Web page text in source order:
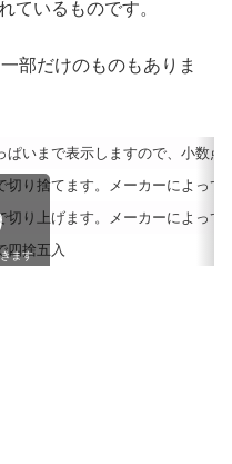
ているものです。
部だけのものもありま
いまで表示しますので、小数
切り捨てます。メーカーによって
切り上げます。メーカーによって
四捨五入
ます